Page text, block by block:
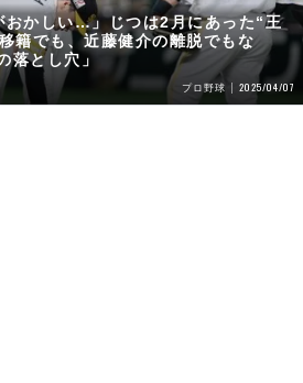
おかしい…」じつは2月にあった“王
籍でも、近藤健介の離脱でもな
落とし穴」
プロ野球 2025/04/07